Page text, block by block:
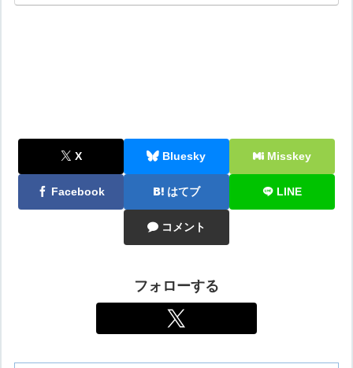
X Bluesky Misskey
Facebook はてブ LINE
コメント
フォローする